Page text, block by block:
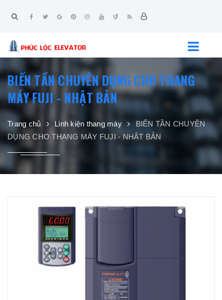
BIẾN TẦN CHUYÊN DỤNG CHO THANG
MÁY FUJI - NHẬT BẢN
Trang chủ Linh kiện thang máy
BIẾN TẦN CHUYÊN
DỤNG CHO THANG MÁY FUJI - NHẬT BẢN